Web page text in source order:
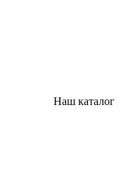
Наш каталог